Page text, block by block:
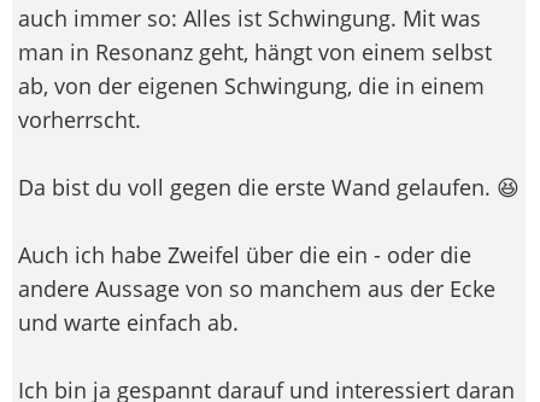
auch immer so: Alles ist Schwingung. Mit was
man in Resonanz geht, hängt von einem selbst
ab, von der eigenen Schwingung, die in einem
vorherrscht.
Da bist du voll gegen die erste Wand gelaufen. 😆
Auch ich habe Zweifel über die ein - oder die
andere Aussage von so manchem aus der Ecke
und warte einfach ab.
Ich bin ja gespannt darauf und interessiert daran